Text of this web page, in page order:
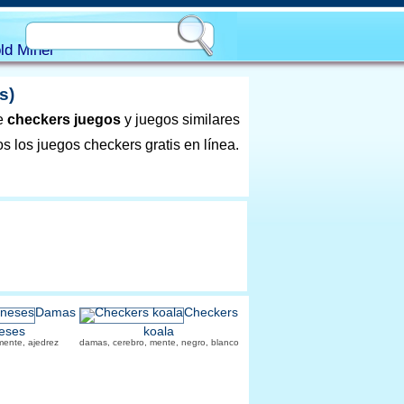
checkers juegos y juegos similares
los juegos checkers gratis en línea.
Damas
ajedrez
Checkers
koala
damas, cerebro, mente, negro, blanco
Miner